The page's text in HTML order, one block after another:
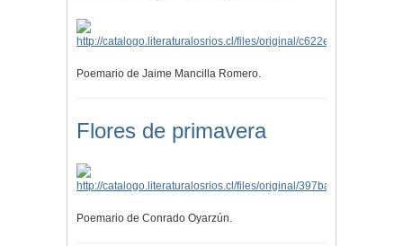
Poemario de Jaime Mancilla Romero.
Flores de primavera
Poemario de Conrado Oyarzún.